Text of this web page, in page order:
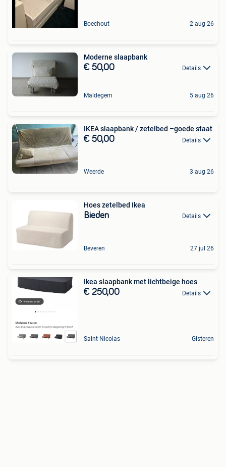
Boechout 2 aug 26
Moderne slaapbank
€ 50,00 Details
Maldegem 5 aug 26
IKEA slaapbank / zetelbed –goede staat
€ 50,00 Details
Weerde 3 aug 26
Hoes zetelbed Ikea
Bieden Details
Beveren 27 jul 26
Ikea slaapbank met lichtbeige hoes
€ 250,00 Details
Saint-Nicolas Gisteren